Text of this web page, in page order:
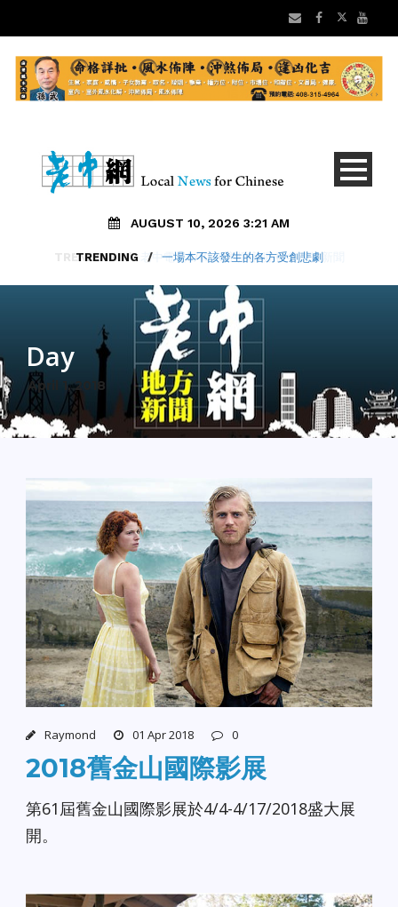
AUGUST 10, 2026 3:21 AM
TRENDING / 一場本不該發生的各方受創悲劇
Day
April 1, 2018
Raymond 01 Apr 2018 0
2018舊金山國際影展
第61屆舊金山國際影展於4/4-4/17/2018盛大展
開。